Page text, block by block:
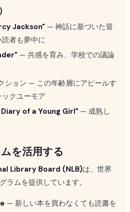
Jackson" — 神話に基づいた冒
者も夢中に
— 共感を育み、学校での議論
ション — この年齢層にアピールす
クユーモア
of a Young Girl" — 成熟し
を活用する
Library Board (NLB)は、世界
ラムを提供しています。
— 新しい本を買わなくても読書を